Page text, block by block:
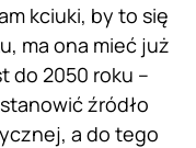
kciuki, by to się
ma ona mieć już
do 2050 roku –
źródło
a do tego